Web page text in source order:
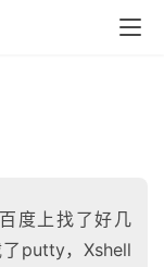
度上找了好几
putty，Xshell